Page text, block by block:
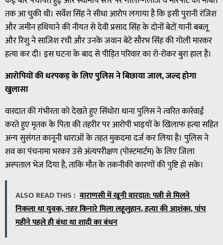
तक आ चुकी थी। सर्वेश सिंह ने सीधा आरोप लगाया है कि इसी पुरानी रंजिश
और जमीन हथियाने की नीयत से देवी प्रसाद सिंह के दोनों बेटों यानी बबलू
और रिशु ने साजिश रची और उनके जवान बेटे सौरभ सिंह की गोली मारकर
हत्या कर दी। इस घटना के बाद से पीड़ित परिवार का रो-रोकर बुरा हाल है।
आरोपियों की धरपकड़ के लिए पुलिस ने बिछाया जाल, जल्द होगा
खुलासा
वारदात की गंभीरता को देखते हुए सिंधोरा थाना पुलिस ने त्वरित कार्रवाई
करते हुए मृतक के पिता की तहरीर पर आरोपी भाइयों के खिलाफ हत्या सहित
अन्य सुसंगत कानूनी धाराओं के तहत मुकदमा दर्ज कर लिया है। पुलिस ने
शव का पंचनामा भरकर उसे अंत्यपरीक्षण (पोस्टमार्टम) के लिए जिला
अस्पताल भेज दिया है, ताकि मौत के तकनीकी कारणों की पुष्टि हो सके।
ALSO READ THIS : वाराणसी में खूनी वारदात: पत्नी से मिलने
निकला था युवक, नहर किनारे मिला लहूलुहान, हत्या की आशंका, पांच
महीने पहले ही बंधा था शादी का बंधन